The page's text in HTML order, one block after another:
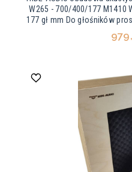
W265 - 700/400/177 M1410
177 gł mm Do głośników